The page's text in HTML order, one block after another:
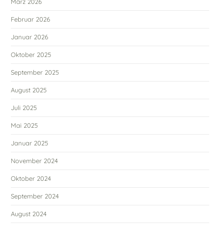
März 2026
Februar 2026
Januar 2026
Oktober 2025
September 2025
August 2025
Juli 2025
Mai 2025
Januar 2025
November 2024
Oktober 2024
September 2024
August 2024